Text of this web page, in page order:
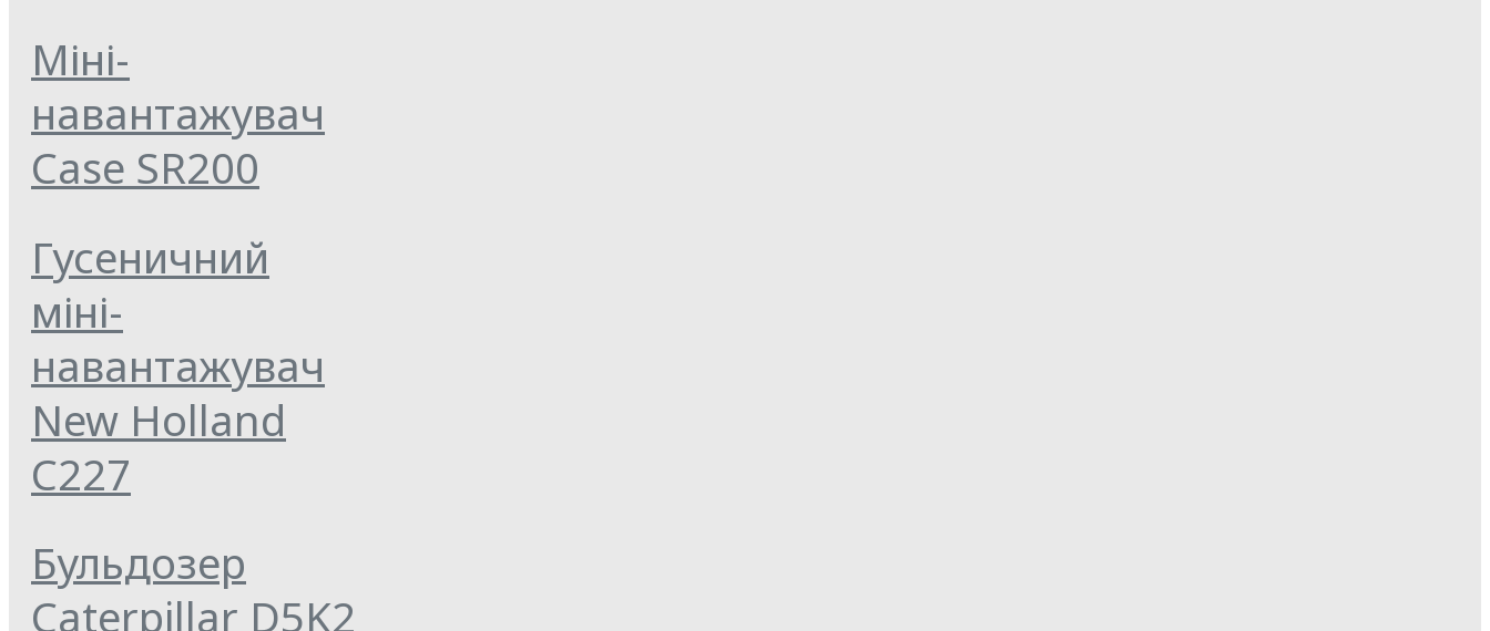
Міні-
навантажувач
Case SR200
Гусеничний
міні-
навантажувач
New Holland
C227
Бульдозер
Caterpillar D5K2